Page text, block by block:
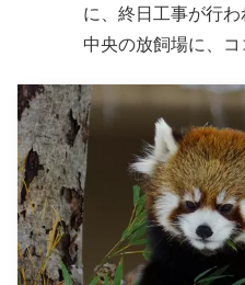
に、終日工事が行わ
中央の放飼場に、コ